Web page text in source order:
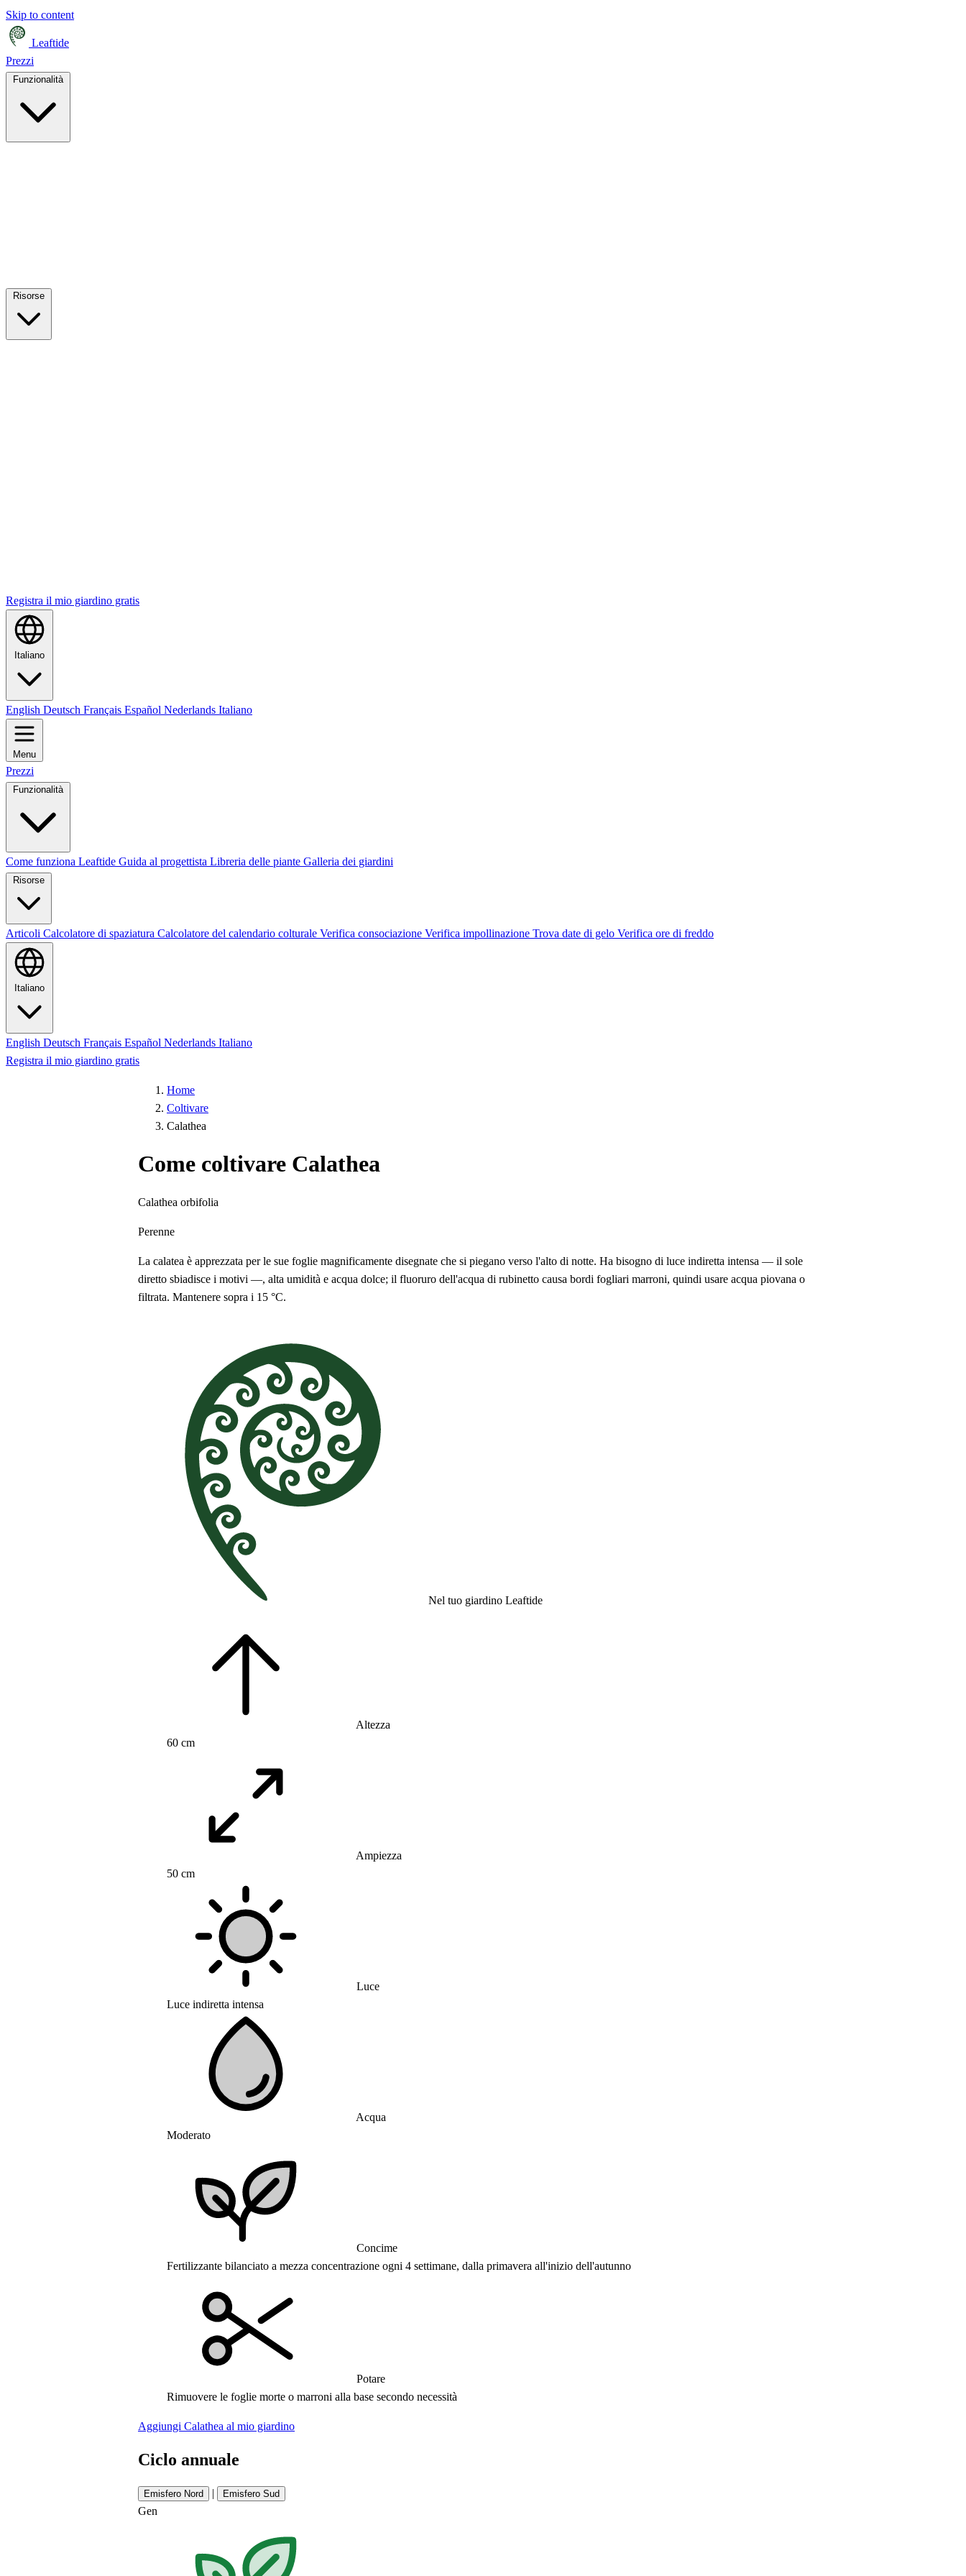
Skip to content
Leaftide
Prezzi
Funzionalità
Registra il mio giardino gratis
Italiano
English Deutsch Français Español Nederlands Italiano
Menu
Prezzi
Funzionalità
Come funziona Leaftide Guida al progettista Libreria delle piante Galleria dei giardini
Risorse
Articoli Calcolatore di spaziatura Calcolatore del calendario colturale Verifica consociazione Verifica impollinazione Trova date di gelo Verifica ore di freddo
Italiano
English Deutsch Français Español Nederlands Italiano
Registra il mio giardino gratis
Home
Coltivare
Calathea
Come coltivare Calathea
Calathea orbifolia
Perenne
La calatea è apprezzata per le sue foglie magnificamente disegnate che si piegano verso l'alto di notte. Ha bisogno di luce indiretta intensa — il sole
diretto sbiadisce i motivi —, alta umidità e acqua dolce; il fluoruro dell'acqua di rubinetto causa bordi fogliari marroni, quindi usare acqua piovana o
filtrata. Mantenere sopra i 15 °C.
Nel tuo giardino Leaftide
Altezza
60 cm
Ampiezza
50 cm
Luce
Luce indiretta intensa
Acqua
Moderato
Concime
Fertilizzante bilanciato a mezza concentrazione ogni 4 settimane, dalla primavera all'inizio dell'autunno
Potare
Rimuovere le foglie morte o marroni alla base secondo necessità
Aggiungi Calathea al mio giardino
Ciclo annuale
Emisfero Nord | Emisfero Sud
Gen